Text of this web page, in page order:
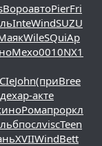
ВороавтоPierFri
InteWindSUZU
WileSQuiАр
Мехо0010NX1
John(приBree
хар-акте
Ромапроркл
послviscTeen
XVIIWindBett